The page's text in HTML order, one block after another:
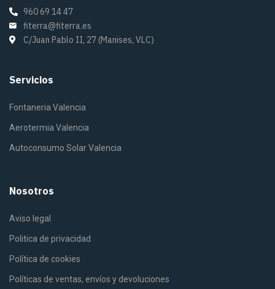
960 69 14 47
fiterra@fiterra.es
C/Juan Pablo II, 27 (Manises, VLC)
Servicios
Fontaneria Valencia
Aerotermia Valencia
Autoconsumo Solar Valencia
Nosotros
Aviso legal
Politica de privacidad
Política de cookies
Políticas de ventas, envíos y devoluciones